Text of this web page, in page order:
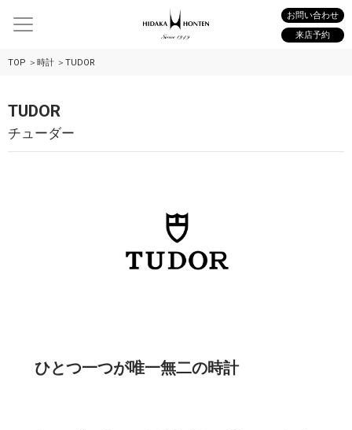
お問い合わせ
来店予約
TOP 時計 TUDOR
TUDOR
チューダー
ひとつ一つが唯一無二の時計